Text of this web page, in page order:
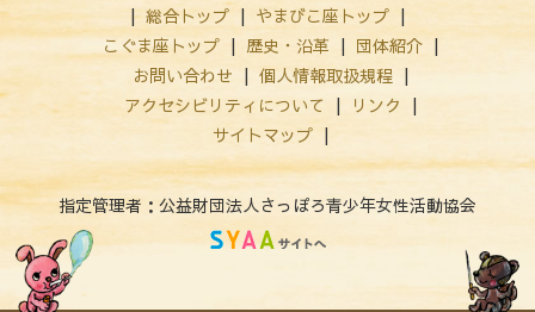
総合トップ
やまびこ座トップ
こぐま座トップ
歴史・沿革
団体紹介
お問い合わせ
個人情報取扱規程
アクセシビリティについて
リンク
サイトマップ
指定管理者：公益財団法人さっぽろ青少年女性活動協会